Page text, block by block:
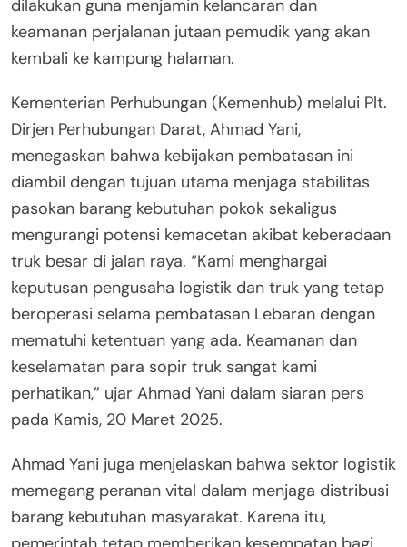
dilakukan guna menjamin kelancaran dan
keamanan perjalanan jutaan pemudik yang akan
kembali ke kampung halaman.
Kementerian Perhubungan (Kemenhub) melalui Plt.
Dirjen Perhubungan Darat, Ahmad Yani,
menegaskan bahwa kebijakan pembatasan ini
diambil dengan tujuan utama menjaga stabilitas
pasokan barang kebutuhan pokok sekaligus
mengurangi potensi kemacetan akibat keberadaan
truk besar di jalan raya. “Kami menghargai
keputusan pengusaha logistik dan truk yang tetap
beroperasi selama pembatasan Lebaran dengan
mematuhi ketentuan yang ada. Keamanan dan
keselamatan para sopir truk sangat kami
perhatikan,” ujar Ahmad Yani dalam siaran pers
pada Kamis, 20 Maret 2025.
Ahmad Yani juga menjelaskan bahwa sektor logistik
memegang peranan vital dalam menjaga distribusi
barang kebutuhan masyarakat. Karena itu,